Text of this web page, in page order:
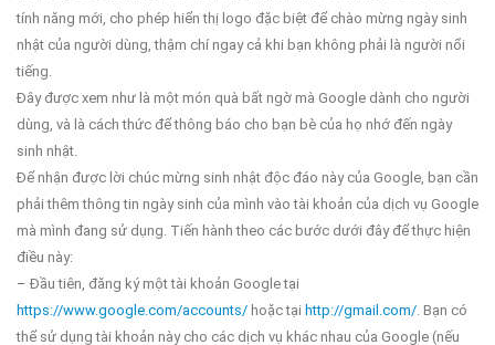
tính năng mới, cho phép hiển thị logo đặc biệt để chào mừng ngày sinh
nhật của người dùng, thậm chí ngay cả khi bạn không phải là người nổi
tiếng.
Đây được xem như là một món quà bất ngờ mà Google dành cho người
dùng, và là cách thức để thông báo cho bạn bè của họ nhớ đến ngày
sinh nhật.
Để nhận được lời chúc mừng sinh nhật độc đáo này của Google, bạn cần
phải thêm thông tin ngày sinh của mình vào tài khoản của dịch vụ Google
mà mình đang sử dụng. Tiến hành theo các bước dưới đây để thực hiện
điều này:
– Đầu tiên, đăng ký một tài khoản Google tại
https://www.google.com/accounts/ hoặc tại http://gmail.com/. Bạn có
thể sử dụng tài khoản này cho các dịch vụ khác nhau của Google (nếu